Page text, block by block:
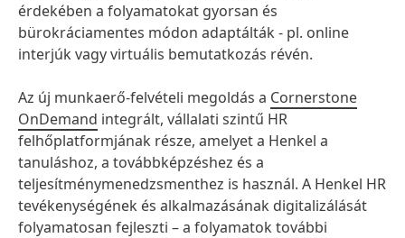
érdekében a folyamatokat gyorsan és
bürokráciamentes módon adaptálták - pl. online
interjúk vagy virtuális bemutatkozás révén.
Az új munkaerő-felvételi megoldás a Cornerstone
OnDemand integrált, vállalati szintű HR
felhőplatformjának része, amelyet a Henkel a
tanuláshoz, a továbbképzéshez és a
teljesítménymenedzsmenthez is használ. A Henkel HR
tevékenységének és alkalmazásának digitalizálását
folyamatosan fejleszti – a folyamatok további